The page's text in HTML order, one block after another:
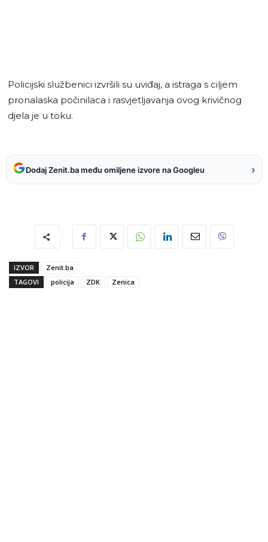
Policijski službenici izvršili su uviđaj, a istraga s ciljem
pronalaska počinilaca i rasvjetljavanja ovog krivičnog
djela je u toku.
Dodaj Zenit.ba među omiljene izvore na Googleu ›
IZVOR
Zenit.ba
TAGOVI
policija ZDK Zenica